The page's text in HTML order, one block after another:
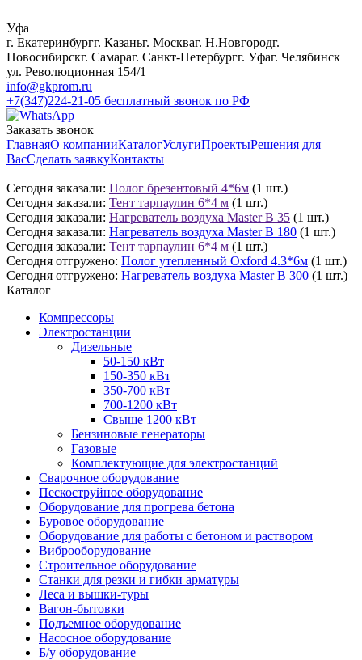
Уфа
г. Екатеринбургг. Казаньг. Москваг. Н.Новгородг.
Новосибирскг. Самараг. Санкт-Петербургг. Уфаг. Челябинск
ул. Революционная 154/1
info@gkprom.ru
+7(347)224-21-05 бесплатный звонок по РФ
Заказать звонок
ГлавнаяО компанииКаталогУслугиПроектыРешения для
ВасСделать заявкуКонтакты
Сегодня заказали: Полог брезентовый 4*6м (1 шт.)
Сегодня заказали: Тент тарпаулин 6*4 м (1 шт.)
Сегодня заказали: Нагреватель воздуха Master B 35 (1 шт.)
Сегодня заказали: Нагреватель воздуха Master B 180 (1 шт.)
Сегодня заказали: Тент тарпаулин 6*4 м (1 шт.)
Сегодня отгружено: Полог утепленный Oxford 4.3*6м (1 шт.)
Сегодня отгружено: Нагреватель воздуха Master B 300 (1 шт.)
Каталог
Компрессоры
Электростанции
Дизельные
50-150 кВт
150-350 кВт
350-700 кВт
700-1200 кВт
Свыше 1200 кВт
Бензиновые генераторы
Газовые
Комплектующие для электростанций
Сварочное оборудование
Пескоструйное оборудование
Оборудование для прогрева бетона
Буровое оборудование
Оборудование для работы с бетоном и раствором
Виброоборудование
Строительное оборудование
Станки для резки и гибки арматуры
Леса и вышки-туры
Вагон-бытовки
Подъемное оборудование
Насосное оборудование
Б/у оборудование